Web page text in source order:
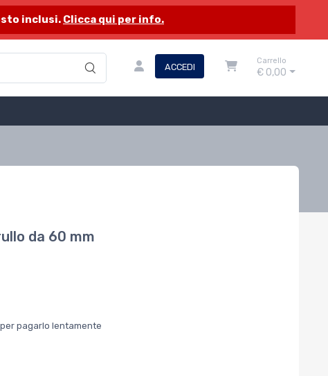
inclusi. Clicca qui per info.
ACCEDI
Carrello
€ 0,00
da 60 mm
pagarlo lentamente